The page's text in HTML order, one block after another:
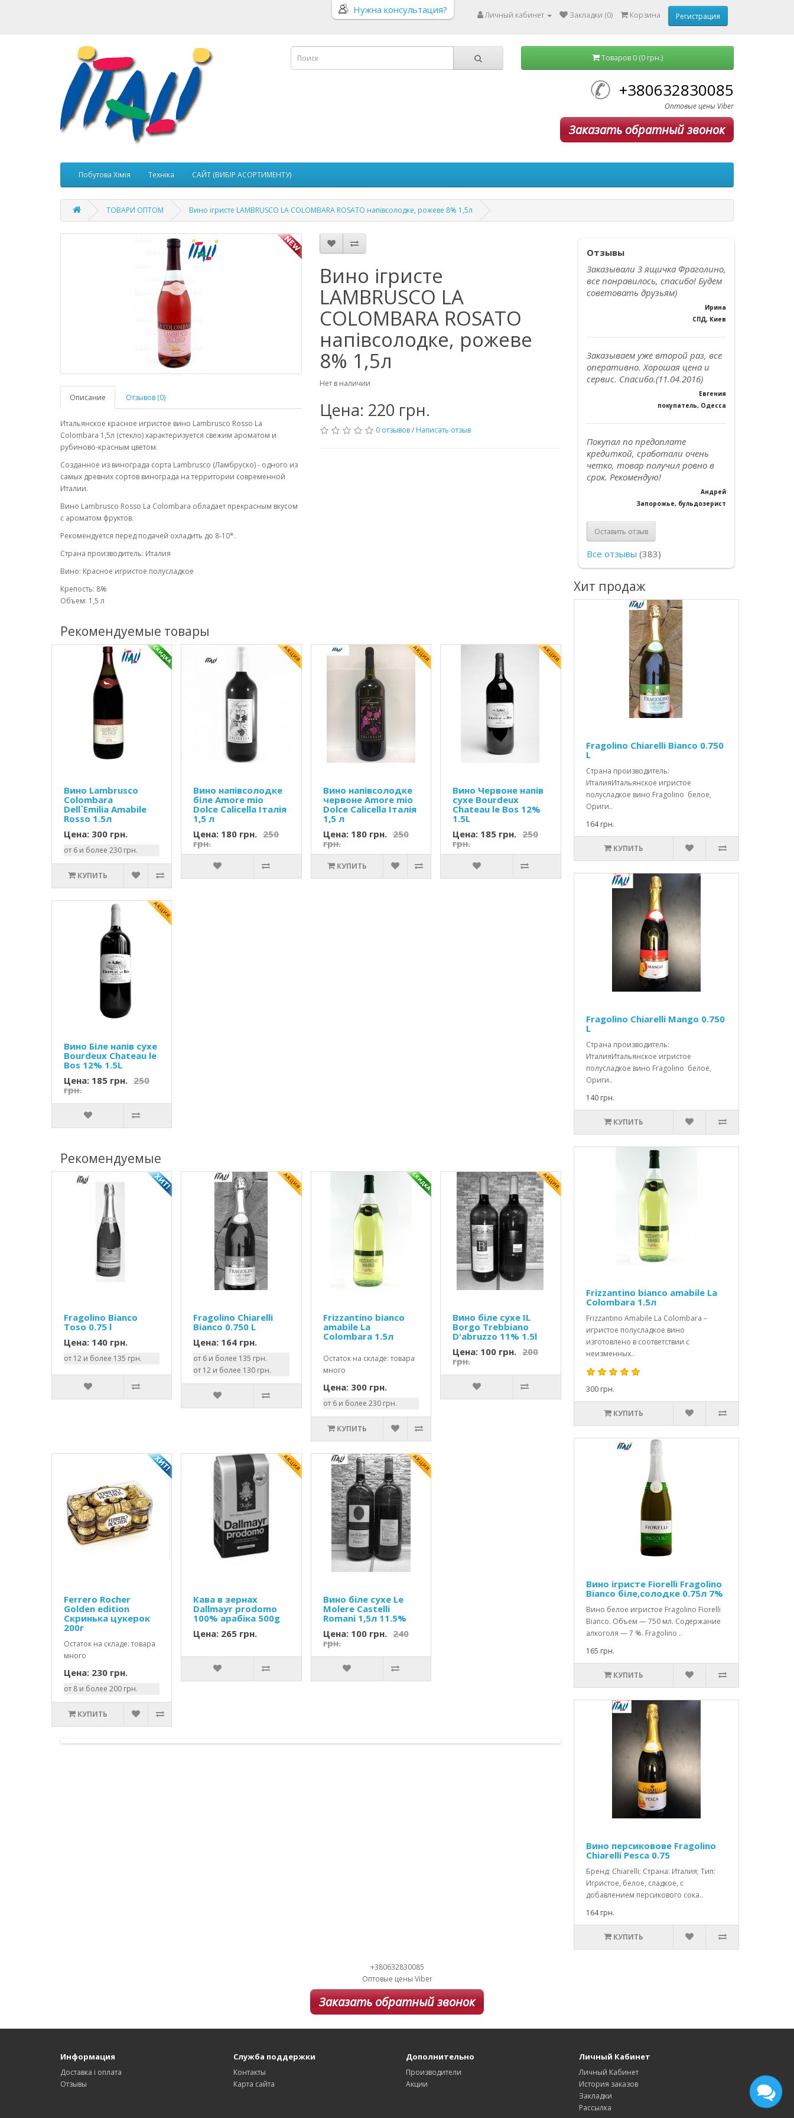
Личный кабинет Закладки (0) Корзина Регистрация
Нужна консультация?
Товаров 0 (0 грн.)
+380632830085
Оптовые цены Viber
Заказать обратный звонок
Побутова Хімія Техніка САЙТ (ВИБІР АСОРТИМЕНТУ)
ТОВАРИ ОПТОМ Вино ігристе LAMBRUSCO LA COLOMBARA ROSATO напівсолодке, рожеве 8% 1,5л
Описание Отзывов (0)
Итальянское красное игристое вино Lambrusco Rosso La
Colombara 1,5л (стекло) характеризуется свежим ароматом и
рубиново-красным цветом.
Созданное из винограда сорта Lambrusco (Ламбруско) - одного из
самых древних сортов винограда на территории современной
Италии.
Вино Lambrusco Rosso La Colombara обладает прекрасным вкусом
с ароматом фруктов.
Рекомендуется перед подачей охладить до 8-10*.
Страна производитель: Италия
Вино: Красное игристое полусладкое
Крепость: 8%
Объем: 1,5 л
Вино ігристе
LAMBRUSCO LA
COLOMBARA ROSATO
напівсолодке, рожеве
8% 1,5л
Нет в наличии
Цена: 220 грн.
0 отзывов/ Написать отзыв
Рекомендуемые товары
Вино Lambrusco
Colombara
Dell`Emilia Amabile
Rosso 1.5л
Цена: 300 грн.
от 6 и более 230 грн.
КУПИТЬ
Вино напівсолодке
біле Amore mio
Dolce Calicella Італія
1,5 л
Цена: 180 грн. 250
грн.
Вино напівсолодке
червоне Amore mio
Dolce Calicella Італія
1,5 л
Цена: 180 грн. 250
грн.
КУПИТЬ
Вино Червоне напів
сухе Bourdeux
Chateau le Bos 12%
1.5L
Цена: 185 грн. 250
грн.
Вино Біле напів сухе
Bourdeux Chateau le
Bos 12% 1.5L
Цена: 185 грн. 250
грн.
Рекомендуемые
Fragolino Bianco
Toso 0.75 l
Цена: 140 грн.
от 12 и более 135 грн.
Fragolino Chiarelli
Bianco 0.750 L
Цена: 164 грн.
от 6 и более 135 грн.
от 12 и более 130 грн.
Frizzantino bianco
amabile La
Colombara 1.5л
Остаток на складе: товара
много
Цена: 300 грн.
от 6 и более 230 грн.
КУПИТЬ
Вино біле сухе IL
Borgo Trebbiano
D'abruzzo 11% 1.5l
Цена: 100 грн. 200
грн.
Ferrero Rocher
Golden edition
Скринька цукерок
200г
Остаток на складе: товара
много
Цена: 230 грн.
от 8 и более 200 грн.
КУПИТЬ
Кава в зернах
Dallmayr prodomo
100% арабіка 500g
Цена: 265 грн.
Вино біле сухе Le
Molere Castelli
Romani 1,5л 11.5%
Цена: 100 грн. 240
грн.
Отзывы
Заказывали 3 ящичка Фраголино,
все понравилось, спасибо! Будем
советовать друзьям)
Ирина
СПД, Киев
Заказываем уже второй раз, все
оперативно. Хорошая цена и
сервис. Спасибо.(11.04.2016)
Евгения
покупатель, Одесса
Покупал по предоплате
кредиткой, сработали очень
четко, товар получил ровно в
срок. Рекомендую!
Андрей
Запорожье, бульдозерист
Оставить отзыв
Все отзывы (383)
Хит продаж
Fragolino Chiarelli Bianco 0.750
L
Страна производитель:
ИталияИтальянское игристое
полусладкое вино Fragolino белое,
Ориги..
164 грн.
КУПИТЬ
Fragolino Chiarelli Mango 0.750
L
Страна производитель:
ИталияИтальянское игристое
полусладкое вино Fragolino белое,
Ориги..
140 грн.
КУПИТЬ
Frizzantino bianco amabile La
Colombara 1.5л
Frizzantino Amabile La Colombara –
игристое полусладкое вино
изготовлено в соответствии с
неизменных..
300 грн.
КУПИТЬ
Вино ігристе Fiorelli Fragolino
Bianco біле,солодке 0.75л 7%
Вино белое игристое Fragolino Fiorelli
Bianco. Объем — 750 мл. Содержание
алкоголя — 7 %. Fragolino ..
165 грн.
КУПИТЬ
Вино персиковове Fragolino
Chiarelli Pesca 0.75
Бренд: Chiarelli; Страна: Италия; Тип:
Игристое, белое, сладкое, с
добавлением персикового сока..
164 грн.
КУПИТЬ
+380632830085
Оптовые цены Viber
Заказать обратный звонок
Информация
Доставка і оплата
Отзывы
Служба поддержки
Контакты
Карта сайта
Дополнительно
Производители
Акции
Личный Кабинет
Личный Кабинет
История заказов
Закладки
Рассылка